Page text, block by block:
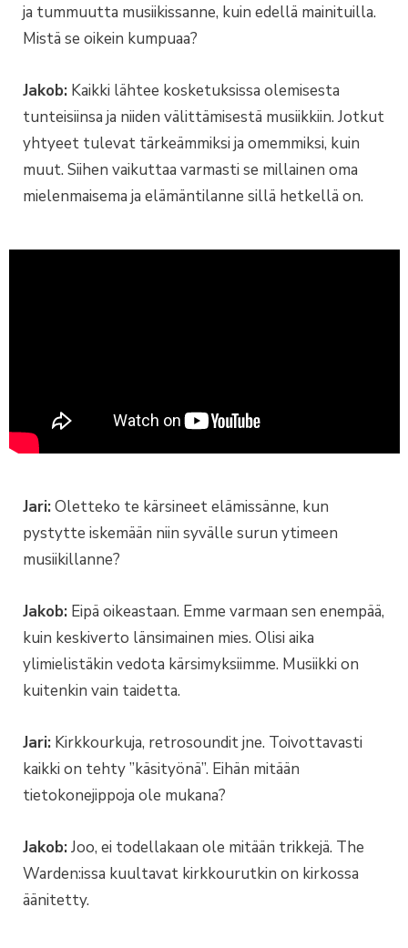
ja tummuutta musiikissanne, kuin edellä mainituilla.
Mistä se oikein kumpuaa?
Jakob: Kaikki lähtee kosketuksissa olemisesta
tunteisiinsa ja niiden välittämisestä musiikkiin. Jotkut
yhtyeet tulevat tärkeämmiksi ja omemmiksi, kuin
muut. Siihen vaikuttaa varmasti se millainen oma
mielenmaisema ja elämäntilanne sillä hetkellä on.
Jari:Oletteko te kärsineet elämissänne, kun
pystytte iskemään niin syvälle surun ytimeen
musiikillanne?
Jakob: Eipä oikeastaan. Emme varmaan sen enempää,
kuin keskiverto länsimainen mies. Olisi aika
ylimielistäkin vedota kärsimyksiimme. Musiikki on
kuitenkin vain taidetta.
Jari: Kirkkourkuja, retrosoundit jne. Toivottavasti
kaikki on tehty ”käsityönä”. Eihän mitään
tietokonejippoja ole mukana?
Jakob:Joo, ei todellakaan ole mitään trikkejä. The
Warden:issa kuultavat kirkkourutkin on kirkossa
äänitetty.